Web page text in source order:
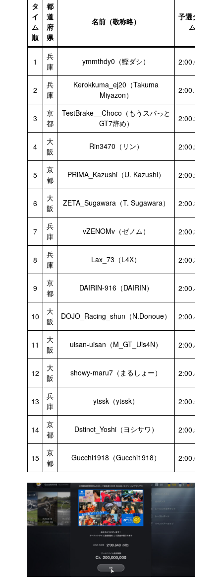
タ
イ
ム
順
都
道
府
県
名前（敬称略）
予選タイ
ム
1
兵
庫
ymmthdy0（鰹ダシ） 2:00.047
2
兵
庫
Kerokkuma_ej20（Takuma
Miyazon）
2:00.188
3
京
都
TestBrake__Choco（もうスパっと
GT7辞め）
2:00.202
4
大
阪
Rin3470（リン） 2:00.232
5
京
都
PRiMA_Kazushi（U. Kazushi） 2:00.241
6
大
阪
ZETA_Sugawara（T. Sugawara） 2:00.328
7
兵
庫
vZENOMv（ゼノム） 2:00.384
8
兵
庫
Lax_73（L4X） 2:00.389
9
京
都
DAIRIN-916（DAIRIN） 2:00.414
10
大
阪
DOJO_Racing_shun（N.Donoue） 2:00.436
11
大
阪
uisan-uisan（M_GT_Uis4N） 2:00.450
12
大
阪
showy-maru7（まるしょー） 2:00.500
13
兵
庫
ytssk（ytssk） 2:00.508
14
京
都
Dstinct_Yoshi（ヨシサワ） 2:00.533
15
京
都
Gucchi1918（Gucchi1918） 2:00.640